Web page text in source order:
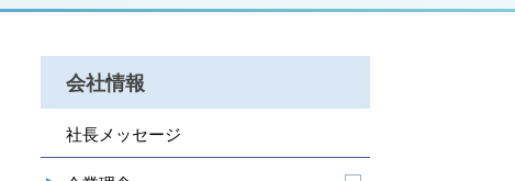
会社情報
社長メッセージ